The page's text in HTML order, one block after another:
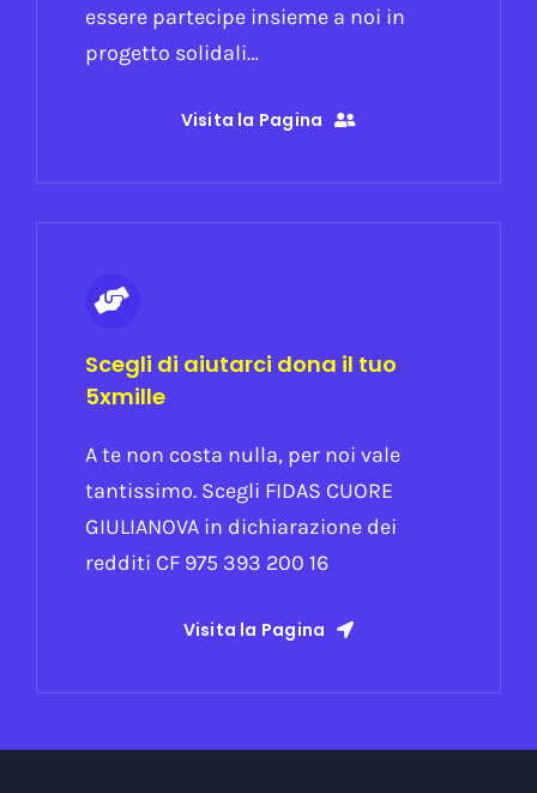
essere partecipe insieme a noi in
progetto solidali…
Visita la Pagina
Scegli di aiutarci dona il tuo
5xmille
A te non costa nulla, per noi vale
tantissimo. Scegli FIDAS CUORE
GIULIANOVA in dichiarazione dei
redditi CF 975 393 200 16
Visita la Pagina